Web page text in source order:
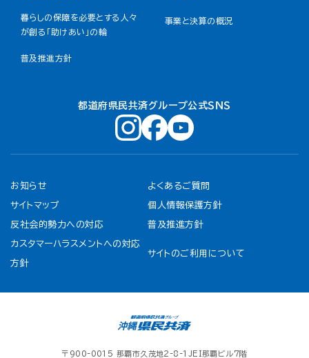
暮らしの保障を必要とする人々
が創る「助けあい」の輪
事業と決算の概況
普及推進方針
都道府県民共済グループ公式ＳＮＳ
お知らせ よくあるご質問
サイトマップ 個人情報保護方針
反社会的勢力への対応 普及推進方針
カスタマーハラスメントへの対応
方針
サイトのご利用について
〒900-0015 那覇市久茂地2-8-1JEI那覇ビル7階